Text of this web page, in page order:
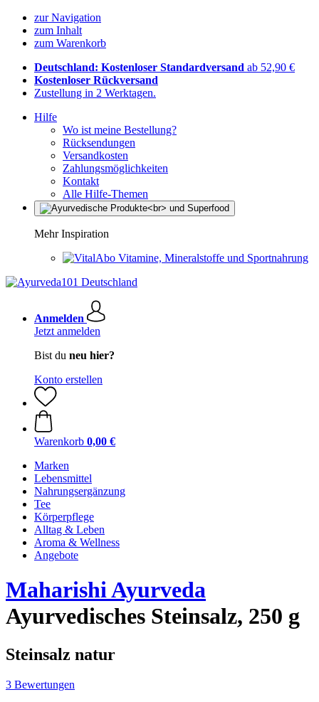
zur Navigation
zum Inhalt
zum Warenkorb
Deutschland: Kostenloser Standardversand ab 52,90 €
Kostenloser Rückversand
Zustellung in 2 Werktagen.
Hilfe
Wo ist meine Bestellung?
Rücksendungen
Versandkosten
Zahlungsmöglichkeiten
Kontakt
Alle Hilfe-Themen
Mehr Inspiration
Vitamine, Mineralstoffe und Sportnahrung
Anmelden
Jetzt anmelden
Bist du neu hier?
Konto erstellen
Warenkorb 0,00 €
Marken
Lebensmittel
Nahrungsergänzung
Tee
Körperpflege
Alltag & Leben
Aroma & Wellness
Angebote
Maharishi Ayurveda
Ayurvedisches Steinsalz, 250 g
Steinsalz natur
3 Bewertungen